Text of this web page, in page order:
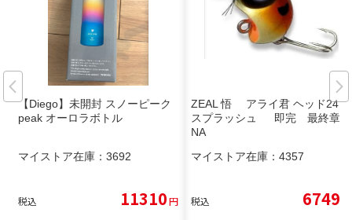
【Diego】未開封 スノーピーク
peak オーロラボトル
マイストア在庫： 3692
税込 11310円
ZEAL 悟 アライ君 ヘッド24
スプラッシュ 即完 最終章
NA
マイストア在庫： 4357
税込 6749